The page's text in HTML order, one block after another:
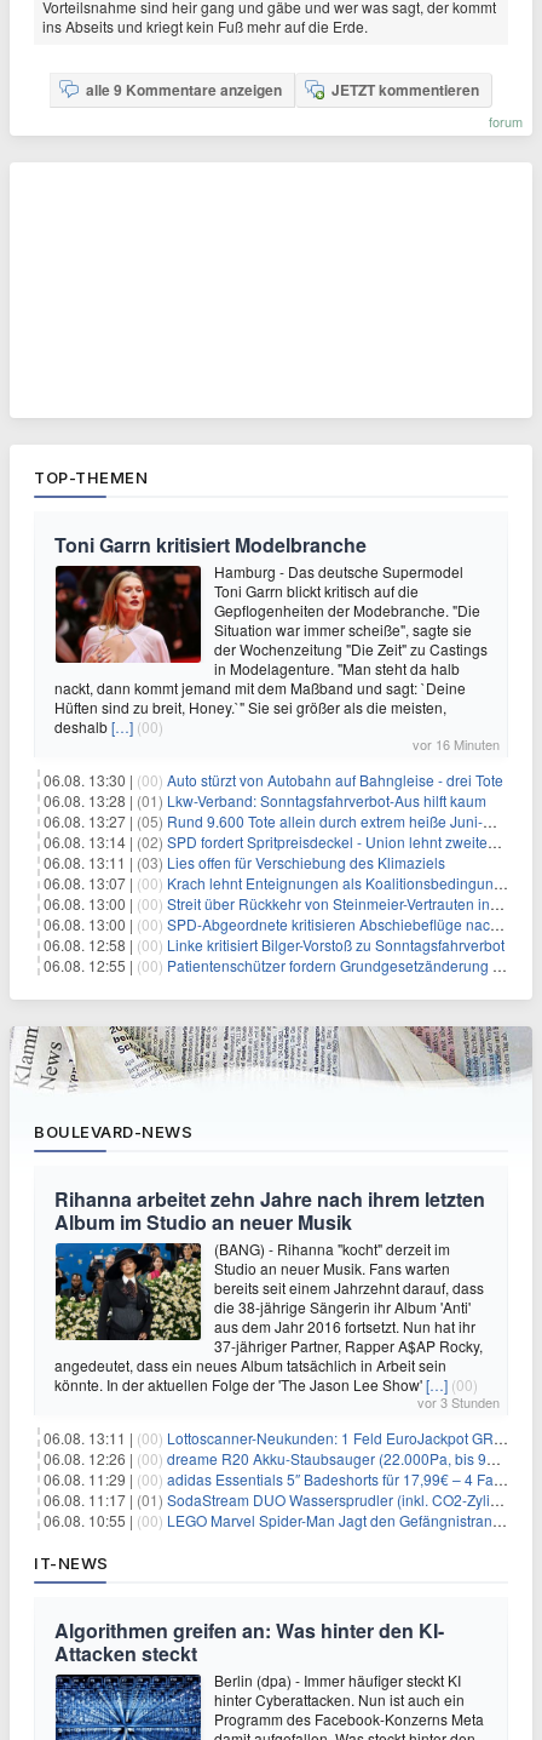
Vorteilsnahme sind heir gang und gäbe und wer was sagt, der kommt
ins Abseits und kriegt kein Fuß mehr auf die Erde.
alle 9 Kommentare anzeigen JETZT kommentieren
forum
TOP-THEMEN
Toni Garrn kritisiert Modelbranche
Hamburg - Das deutsche Supermodel
Toni Garrn blickt kritisch auf die
Gepflogenheiten der Modebranche. "Die
Situation war immer scheiße", sagte sie
der Wochenzeitung "Die Zeit" zu Castings
in Modelagenture. "Man steht da halb
nackt, dann kommt jemand mit dem Maßband und sagt: `Deine
Hüften sind zu breit, Honey.`" Sie sei größer als die meisten,
deshalb[…] (00)
vor 16 Minuten
06.08. 13:30 | (00) Auto stürzt von Autobahn auf Bahngleise - drei Tote
06.08. 13:28 | (01) Lkw-Verband: Sonntagsfahrverbot-Aus hilft kaum
06.08. 13:27 | (05) Rund 9.600 Tote allein durch extrem heiße Juni-Woche
06.08. 13:14 | (02) SPD fordert Spritpreisdeckel - Union lehnt zweiten Tankrabatt ab
06.08. 13:11 | (03) Lies offen für Verschiebung des Klimaziels
06.08. 13:07 | (00) Krach lehnt Enteignungen als Koalitionsbedingung ab
06.08. 13:00 | (00) Streit über Rückkehr von Steinmeier-Vertrauten ins Auswärtige Amt
06.08. 13:00 | (00) SPD-Abgeordnete kritisieren Abschiebeflüge nach Afghanistan
06.08. 12:58 | (00) Linke kritisiert Bilger-Vorstoß zu Sonntagsfahrverbot
06.08. 12:55 | (00) Patientenschützer fordern Grundgesetzänderung für Hitzeschutz
BOULEVARD-NEWS
Rihanna arbeitet zehn Jahre nach ihrem letzten
Album im Studio an neuer Musik
(BANG) - Rihanna "kocht" derzeit im
Studio an neuer Musik. Fans warten
bereits seit einem Jahrzehnt darauf, dass
die 38-jährige Sängerin ihr Album 'Anti'
aus dem Jahr 2016 fortsetzt. Nun hat ihr
37-jähriger Partner, Rapper A$AP Rocky,
angedeutet, dass ein neues Album tatsächlich in Arbeit sein
könnte. In der aktuellen Folge der 'The Jason Lee Show'[…] (00)
vor 3 Stunden
06.08. 13:11 | (00) Lottoscanner-Neukunden: 1 Feld EuroJackpot GRATIS spielen
06.08. 12:26 | (00) dreame R20 Akku-Staubsauger (22.000Pa, bis 90 Min. Laufzeit) für 169€
06.08. 11:29 | (00) adidas Essentials 5″ Badeshorts für 17,99€ – 4 Farben
06.08. 11:17 | (01) SodaStream DUO Wassersprudler (inkl. CO2-Zylinder) für 94€
06.08. 10:55 | (00) LEGO Marvel Spider-Man Jagt den Gefängnistransporter (76349) für 32,99€
IT-NEWS
Algorithmen greifen an: Was hinter den KI-
Attacken steckt
Berlin (dpa) - Immer häufiger steckt KI
hinter Cyberattacken. Nun ist auch ein
Programm des Facebook-Konzerns Meta